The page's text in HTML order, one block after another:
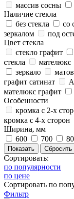
массив сосны
Наличие стекла
без стекла
со
зеркалом
под
Цвет стекла
стекло графит
стекла
мателюкс
зеркало
графит сатинат
мателюкс графит
Особенности
кромка с 2-х
кромка с 4-х сторон
Ширина, мм
600
700
Сортировать:
по популярности
по цене
Сортировать по
Фильтр